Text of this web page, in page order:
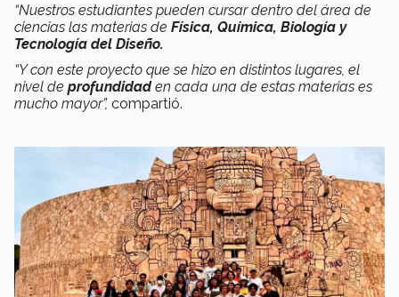
“Nuestros estudiantes pueden cursar dentro del área de
ciencias las materias de Física, Química, Biología y
Tecnología del Diseño.
“Y con este proyecto que se hizo en distintos lugares, el
nivel de profundidaden cada una de estas materias es
mucho mayor”, compartió.